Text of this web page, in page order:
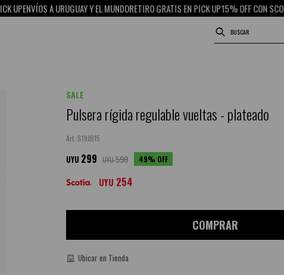
ENVÍOS A URUGUAY Y EL MUNDORETIRO GRATIS EN PICK UP15% OFF CON
SALE
Pulsera rígida regulable vueltas - plateado
S19JB15
UYU 299 UYU590 49
UYU 254
COMPRAR
Ubicar en Tienda